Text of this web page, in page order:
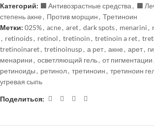
Категорий:
⬛️ Антивозрастные средства, ⬛️
степень акне, Против морщин, Третиноин
Метки: 025%, acne, aret, dark spots, menarini,
, retinoids, retinol, tretinoin, tretinoin a ret,
tretinoinaret, tretinoinusp, а рет, акне, арет,
менарини, осветляющий гель, от пигментации
ретиноиды, ретинол, третиноин, третиноин
угревая сыпь
Поделиться: